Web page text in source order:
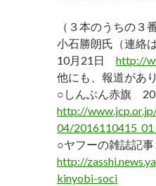
（３本のうちの３
小石勝朗氏（連絡
10月21日 http://
他にも、報道があり
○しんぶん赤旗
http://
04/
○ヤフーの雑誌記
http://
kinyobi-soci